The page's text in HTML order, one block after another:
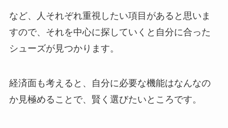
など、人それぞれ重視したい項目があると思いま
すので、それを中心に探していくと自分に合った
シューズが見つかります。
経済面も考えると、自分に必要な機能はなんなの
か見極めることで、賢く選びたいところです。